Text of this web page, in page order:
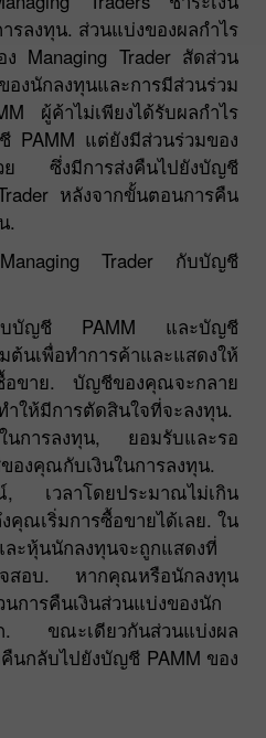
รลงทุน. ส่วนแบ่งของผลกำไร
Managing Trader สัดส่วน
งนักลงทุนและการมีส่วนร่วม
ผู้ค้าไม่เพียงได้รับผลกำไร
PAMM แต่ยังมีส่วนร่วมของ
วย ซึ่งมีการส่งคืนไปยังบัญชี
หลังจากขั้นตอนการคืน
.
Trader กับบัญชี
ะบบบัญชี PAMM และบัญชี
นเพื่อทำการค้าและแสดงให้
อขาย. บัญชีของคุณจะกลาย
ให้มีการตัดสินใจที่จะลงทุน.
นการลงทุน, ยอมรับและรอ
งคุณกับเงินในการลงทุน.
, เวลาโดยประมาณไม่เกิน
คุณเริ่มการซื้อขายได้เลย. ใน
ะหุ้นนักลงทุนจะถูกแสดงที่
จสอบ. หากคุณหรือนักลงทุน
การคืนเงินส่วนแบ่งของนัก
ก. ขณะเดียวกันส่วนแบ่งผล
นกลับไปยังบัญชี PAMM ของ